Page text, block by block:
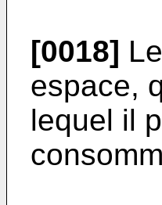
[0018]
espace,
lequel il